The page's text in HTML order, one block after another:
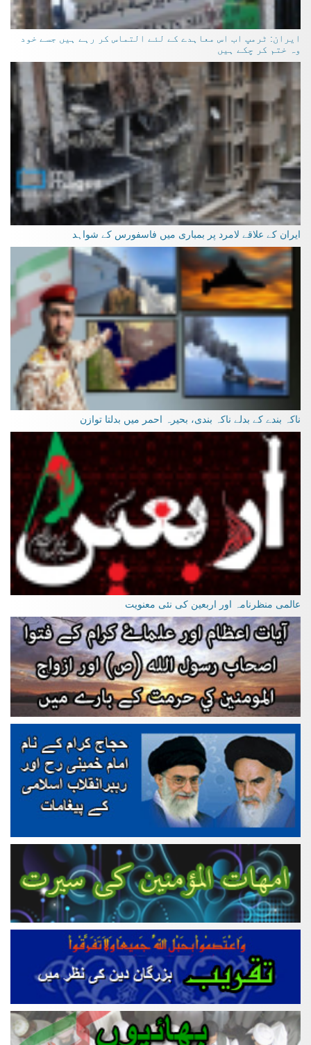
ایران: ٹرمپ اب اس معاہدے کے لئے التماس کر رہے ہیں جسے خود
وہ ختم کر چکے ہیں
ایران کے علاقے لامرد پر بمباری میں فاسفورس کے شواہد
ناکہ بندے کے بدلے ناکہ بندی، بحیرہ احمر میں بدلتا توازن
عالمی منظرنامہ اور اربعین کی نئی معنویت